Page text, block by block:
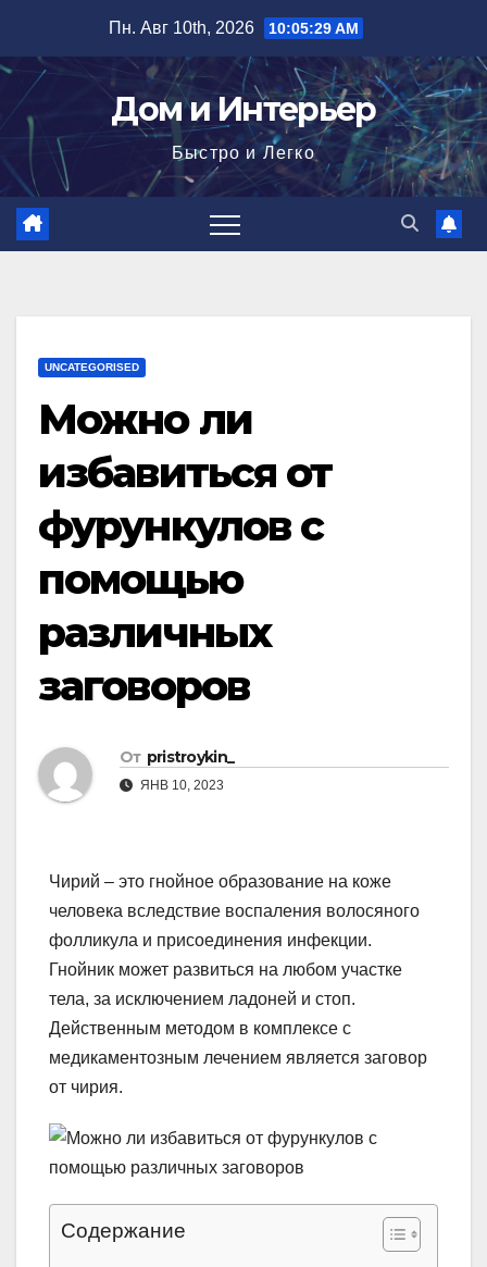
содержимому
Пн. Авг 10th, 2026 10:05:30 AM
Дом и Интерьер
Быстро и Легко
UNCATEGORISED
Можно ли
избавиться от
фурункулов с
помощью
различных
заговоров
От pristroykin_
ЯНВ 10, 2023
Чирий – это гнойное образование на коже
человека вследствие воспаления волосяного
фолликула и присоединения инфекции.
Гнойник может развиться на любом участке
тела, за исключением ладоней и стоп.
Действенным методом в комплексе с
медикаментозным лечением является заговор
от чирия.
Содержание